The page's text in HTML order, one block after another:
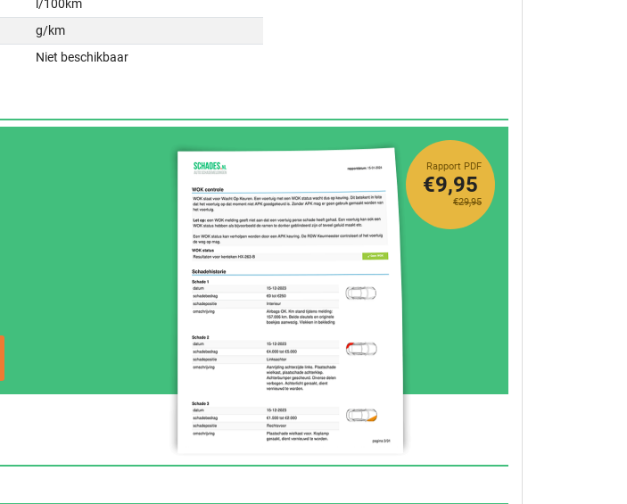
l/100km
g/km
Niet beschikbaar
Rapport PDF
€29,95
€9,95